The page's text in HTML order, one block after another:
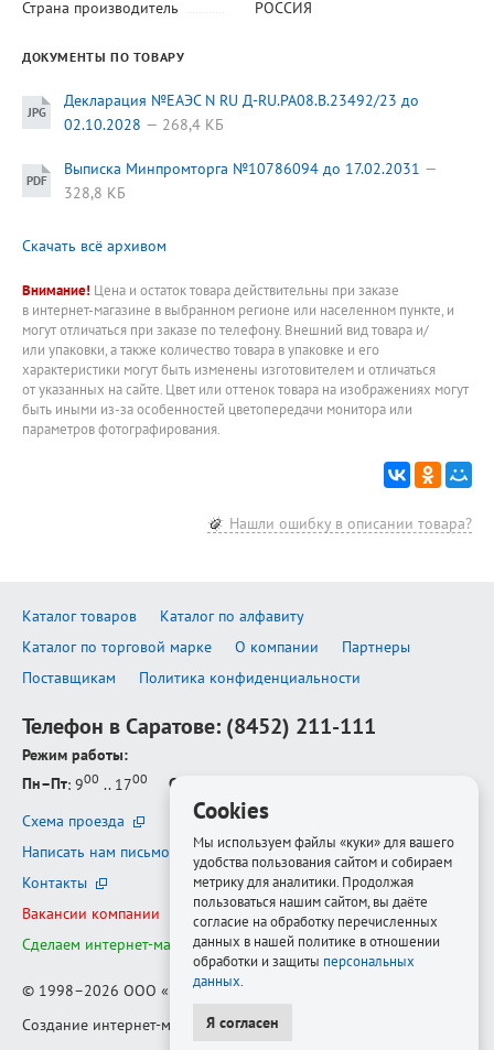
Страна производитель
РОССИЯ
ДОКУМЕНТЫ ПО ТОВАРУ
Декларация №ЕАЭС N RU Д-RU.РА08.В.23492/23 до
02.10.2028
268,4 КБ
Выписка Минпромторга №10786094 до 17.02.2031
328,8 КБ
Скачать всё архивом
Внимание! Цена и остаток товара действительны при заказе
в интернет-магазине в выбранном регионе или населенном пункте, и
могут отличаться при заказе по телефону. Внешний вид товара и/
или упаковки, а также количество товара в упаковке и его
характеристики могут быть изменены изготовителем и отличаться
от указанных на сайте. Цвет или оттенок товара на изображениях могут
быть иными из-за особенностей цветопередачи монитора или
параметров фотографирования.
Нашли ошибку в описании товара?
Каталог товаров
Каталог по алфавиту
Каталог по торговой марке
О компании
Партнеры
Поставщикам
Политика конфиденциальности
Телефон в Саратове: (8452) 211-111
Режим работы:
Пн–Пт: 900 .. 1700 Сб–Вс
Схема проезда
Написать нам письмо
Контакты
Вакансии компании
Сделаем интернет-магазин ещё лучше
© 1998–2026 ООО «Белфорт-РМ»
Создание интернет-магазина—Медиапродукт
Cookies
Мы используем файлы «куки» для вашего
удобства пользования сайтом и собираем
метрику для аналитики. Продолжая
пользоваться нашим сайтом, вы даёте
согласие на обработку перечисленных
данных в нашей политике в отношении
обработки и защиты персональных
данных
Я согласен